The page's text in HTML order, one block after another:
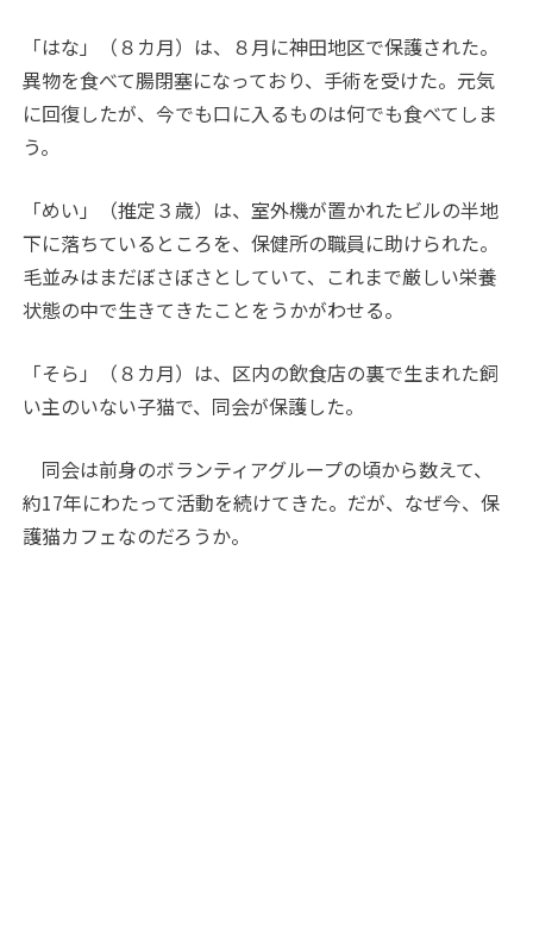
「はな」（８カ月）は、８月に神田地区で保護された。
異物を食べて腸閉塞になっており、手術を受けた。元気
に回復したが、今でも口に入るものは何でも食べてしま
う。
「めい」（推定３歳）は、室外機が置かれたビルの半地
下に落ちているところを、保健所の職員に助けられた。
毛並みはまだぼさぼさとしていて、これまで厳しい栄養
状態の中で生きてきたことをうかがわせる。
「そら」（８カ月）は、区内の飲食店の裏で生まれた飼
い主のいない子猫で、同会が保護した。
同会は前身のボランティアグループの頃から数えて、
約17年にわたって活動を続けてきた。だが、なぜ今、保
護猫カフェなのだろうか。